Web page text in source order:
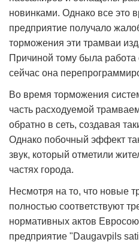
новинками. Однако все это
предприятие получало
торможения эти трамваи
Причиной тому была работа
сейчас она
Во время торможения
часть расходуемой
обратно в сеть, создавая
Однако побочный эффект
звук, который отметили
частях города.
Несмотря на то, что новые
полностью соответствуют
нормативных актов
предприятие "Daugavpils